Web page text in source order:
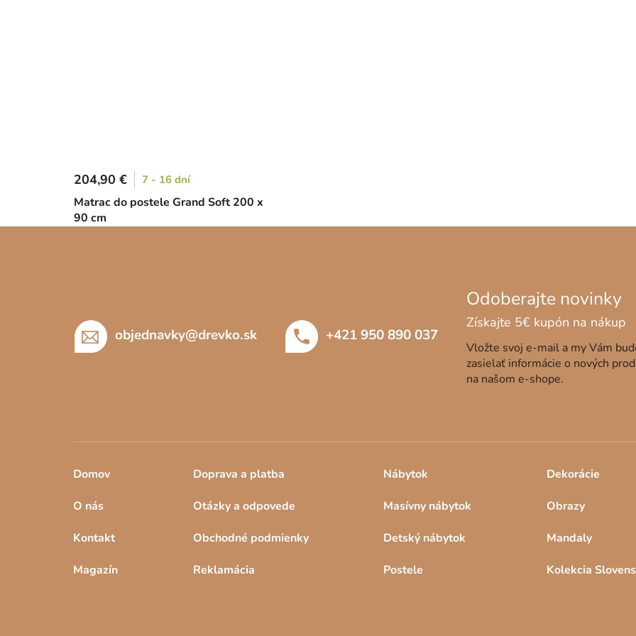
Matrac do postele Grand Soft 200 x
90 cm
204,90 € 7 - 16 dní
objednavky@drevko.sk +421 950 890 037
Vložte svoj e-mail a my Vám
zasielať informácie o nových
na našom e-shope.
Domov
O nás
Kontakt
Magazín
Doprava a platba
Otázky a odpovede
Obchodné podmienky
Reklamácia
Nábytok
Masívny nábytok
Detský nábytok
Postele
Dekorácie
Obrazy
Mandaly
Kolekcia